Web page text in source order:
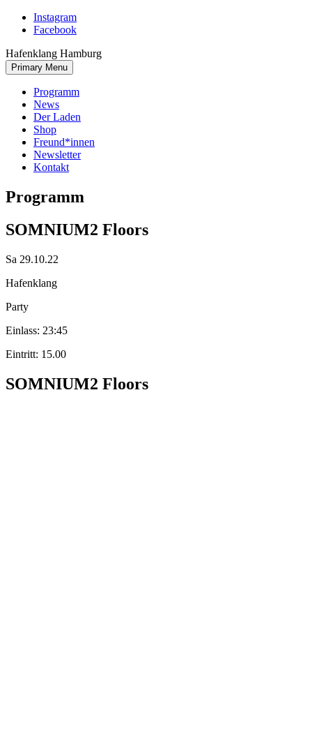
Skip
Instagram
Facebook
Hafenklang Hamburg
Primary Menu
Programm
News
Der Laden
Shop
Freund*innen
Newsletter
Kontakt
Programm
SOMNIUM2 Floors
Sa 29.10.22
Hafenklang
Party
Einlass: 23:45
Eintritt: 15.00
SOMNIUM2 Floors